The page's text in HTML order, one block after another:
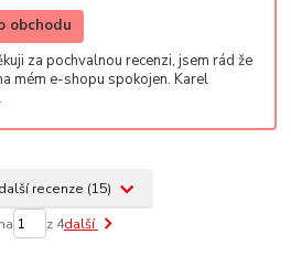
obchodu
za pochvalnou recenzi, jsem rád že
mém e-shopu spokojen. Karel
recenze (15)
z 4další